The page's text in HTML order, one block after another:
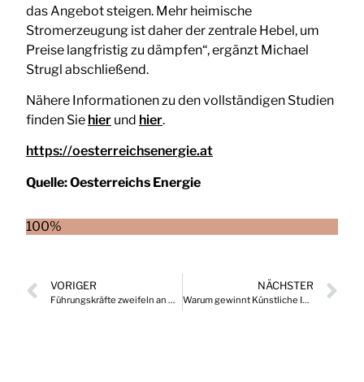
das Angebot steigen. Mehr heimische
Stromerzeugung ist daher der zentrale Hebel, um
Preise langfristig zu dämpfen“, ergänzt Michael
Strugl abschließend.
Nähere Informationen zu den vollständigen Studien
finden Sie hier und hier.
https://oesterreichsenergie.at
Quelle:Oesterreichs Energie
100%
VORIGER
Führungskräfte zweifeln an Marktvorteilen durch Künstliche Intelligenz (KI)
NÄCHSTER
Warum gewinnt Künstliche Intelligenz (KI) in Finanzfragen an Glaubwürdigkeit?